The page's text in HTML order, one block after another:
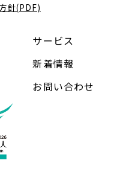
針(PDF)
サービス
新着情報
お問い合わせ